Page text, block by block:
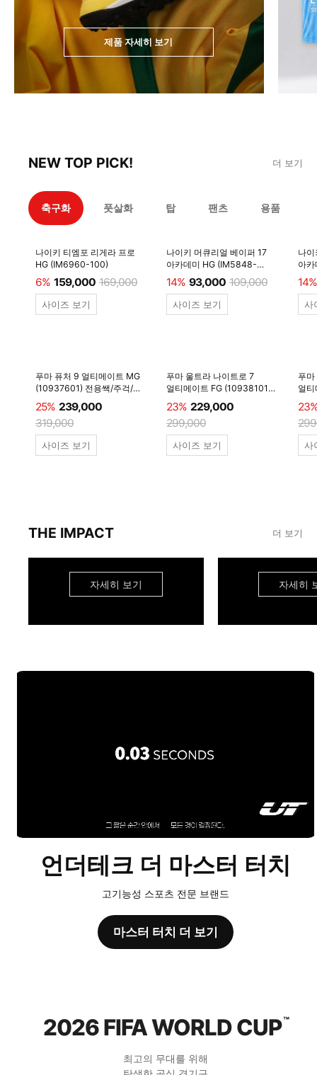
제품 자세히 보기
NEW TOP PICK! 더 보기
축구화 풋살화 탑 팬츠 용품
나이키 티엠포 리게라 프로
HG (IM6960-100)
6% 159,000 169,000
사이즈 보기
나이키 머큐리얼 베이퍼 17
아카데미 HG (IM5848-
600)
14% 93,000 109,000
사이즈 보기
나
아
14%
사
푸마 퓨처 9 얼티메이트 MG
(10937601) 전용쌕/주걱/
양말 #
25% 239,000
319,000
사이즈 보기
푸마 울트라 나이트로 7
얼티메이트 FG (10938101)
전용쌕/주걱/양말 #
23% 229,000
299,000
사이즈 보기
푸
얼
전
사
THE IMPACT 더 보기
자세히 보기 자세히
언더테크 더 마스터 터치
고기능성 스포츠 전문 브랜드
마스터 터치 더 보기
2026 FIFA WORLD CUP™
최고의 무대를 위해